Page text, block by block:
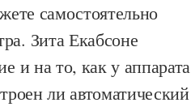
самостоятельно
Зита Екабсоне
и на то, как у аппарата
ли автоматический